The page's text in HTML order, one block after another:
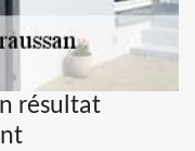
résultat